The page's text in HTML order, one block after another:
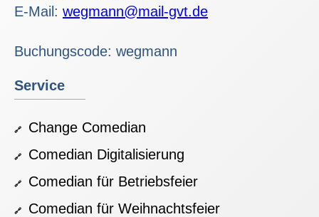
E-Mail: wegmann@mail-gvt.de
Buchungscode: wegmann
Service
Change Comedian
Comedian Digitalisierung
Comedian für Betriebsfeier
Comedian für Weihnachtsfeier